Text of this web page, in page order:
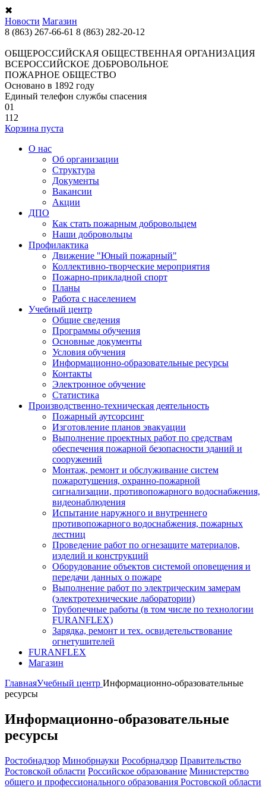
✖
Новости Магазин
8 (863) 267-66-61 8 (863) 282-20-12
ОБЩЕРОССИЙСКАЯ ОБЩЕСТВЕННАЯ ОРГАНИЗАЦИЯ
ВСЕРОССИЙСКОЕ ДОБРОВОЛЬНОЕ
ПОЖАРНОЕ ОБЩЕСТВО
Основано в 1892 году
Единый телефон службы спасения
01
112
Корзина пуста
О нас
Об организации
Структура
Документы
Вакансии
Акции
ДПО
Как стать пожарным добровольцем
Наши добровольцы
Профилактика
Движение "Юный пожарный"
Коллективно-творческие мероприятия
Пожарно-прикладной спорт
Планы
Работа с населением
Учебный центр
Общие сведения
Программы обучения
Основные документы
Условия обучения
Информационно-образовательные ресурсы
Контакты
Электронное обучение
Статистика
Производственно-техническая деятельность
Пожарный аутсорсинг
Изготовление планов эвакуации
Выполнение проектных работ по средствам
обеспечения пожарной безопасности зданий и
сооружений
Монтаж, ремонт и обслуживание систем
пожаротушения, охранно-пожарной
сигнализации, противопожарного водоснабжения,
видеонаблюдения
Испытание наружного и внутреннего
противопожарного водоснабжения, пожарных
лестниц
Проведение работ по огнезащите материалов,
изделий и конструкций
Оборудование объектов системой оповещения и
передачи данных о пожаре
Выполнение работ по электрическим замерам
(электротехнические лаборатории)
Трубопечные работы (в том числе по технологии
FURANFLEX)
Зарядка, ремонт и тех. освидетельствование
огнетушителей
FURANFLEX
Магазин
ГлавнаяУчебный центр Информационно-образовательные
ресурсы
Информационно-образовательные
ресурсы
Ростобнадзор Минобрнауки Рособрнадзор Правительство
Ростовской области Российское образование Министерство
общего и профессионального образования Ростовской области